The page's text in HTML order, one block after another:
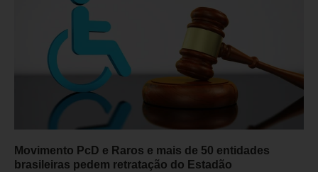
Movimento PcD e Raros e mais de 50 entidades
brasileiras pedem retratação do Estadão